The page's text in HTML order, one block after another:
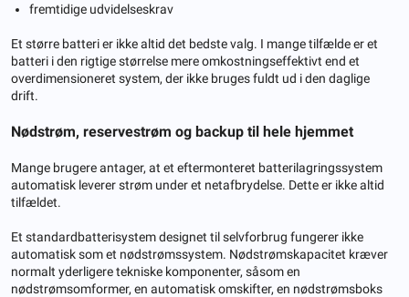
fremtidige udvidelseskrav
Et større batteri er ikke altid det bedste valg. I mange tilfælde er et
batteri i den rigtige størrelse mere omkostningseffektivt end et
overdimensioneret system, der ikke bruges fuldt ud i den daglige
drift.
Nødstrøm, reservestrøm og backup til hele hjemmet
Mange brugere antager, at et eftermonteret batterilagringssystem
automatisk leverer strøm under et netafbrydelse. Dette er ikke altid
tilfældet.
Et standardbatterisystem designet til selvforbrug fungerer ikke
automatisk som et nødstrømssystem. Nødstrømskapacitet kræver
normalt yderligere tekniske komponenter, såsom en
nødstrømsomformer, en automatisk omskifter, en nødstrømsboks